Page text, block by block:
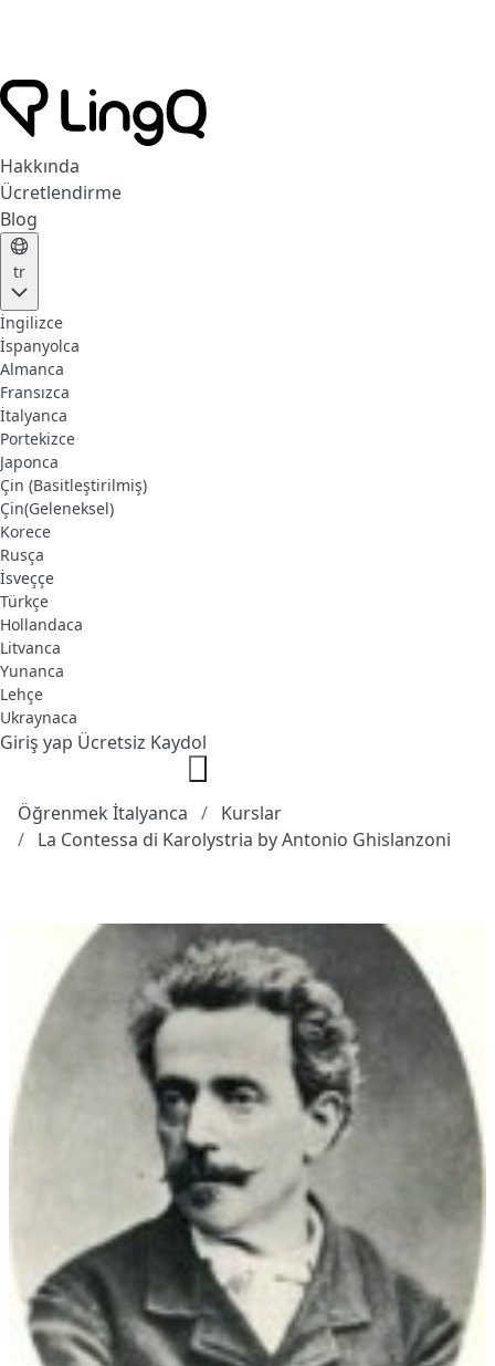
Hakkında
Ücretlendirme
Blog
tr
İngilizce
İspanyolca
Almanca
Fransızca
İtalyanca
Portekizce
Japonca
Çin (Basitleştirilmiş)
Çin(Geleneksel)
Korece
Rusça
İsveççe
Türkçe
Hollandaca
Litvanca
Yunanca
Lehçe
Ukraynaca
Giriş yap Ücretsiz Kaydol
Öğrenmek İtalyanca
Kurslar
La Contessa di Karolystria by Antonio Ghislanzoni